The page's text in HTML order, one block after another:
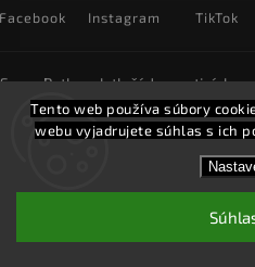
Tento web používa súbory
webu vyjadrujete súhlas s ich
Instagram TikTok
SuperPotlac.sk tlačí denne tisícky
Slovensku a doručované do celého
VytvořilShoptet